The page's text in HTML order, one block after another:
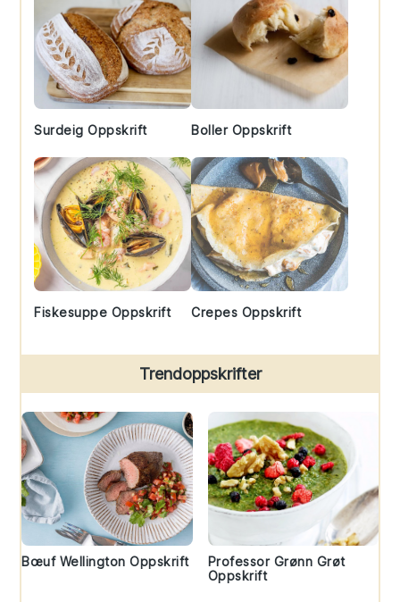
Surdeig Oppskrift Boller Oppskrift
Fiskesuppe Oppskrift Crepes Oppskrift
Trendoppskrifter
Bœuf Wellington Oppskrift
Professor Grønn Grøt
Oppskrift